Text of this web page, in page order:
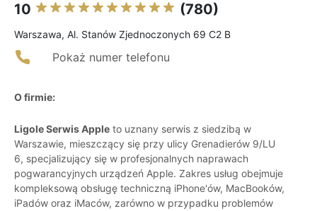
10 (780)
Warszawa, Al. Stanów Zjednoczonych 69 C2 B
Pokaż numer telefonu
O firmie:
Ligole Serwis Apple to uznany serwis z siedzibą w
Warszawie, mieszczący się przy ulicy Grenadierów 9/LU
6, specjalizujący się w profesjonalnych naprawach
pogwarancyjnych urządzeń Apple. Zakres usług obejmuje
kompleksową obsługę techniczną iPhone'ów, MacBooków,
iPadów oraz iMaców, zarówno w przypadku problemów